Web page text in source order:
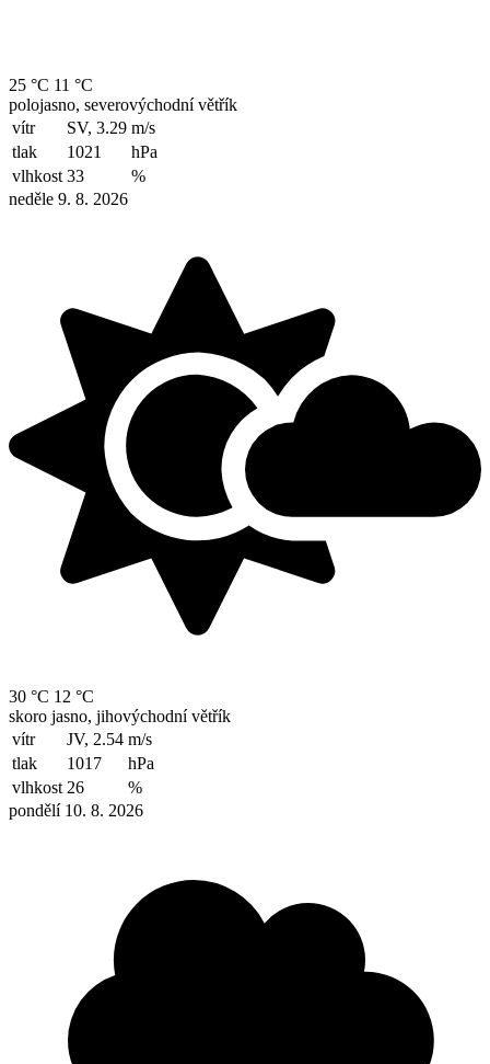
25 °C 11 °C
polojasno, severovýchodní větřík
vítr
SV, 3.29 m/s
tlak
1021
hPa
vlhkost 33
%
neděle 9. 8. 2026
30 °C 12 °C
skoro jasno, jihovýchodní větřík
vítr
JV, 2.54 m/s
tlak
1017
hPa
vlhkost 26
%
pondělí 10. 8. 2026